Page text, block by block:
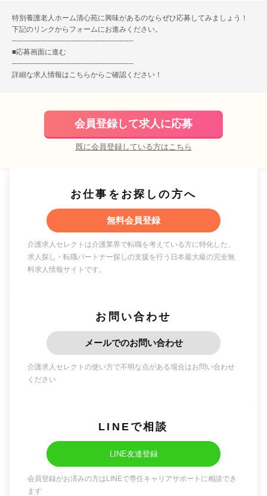
特別養護老人ホーム清心苑に興味があるのならぜひ応募してみましょう！
下記のリンクからフォームにお進みください。
---------------------------------------------------
■応募画面に進む
---------------------------------------------------
詳細な求人情報はこちらからご確認ください！
会員登録して求人に応募
既に会員登録している方はこちら
お仕事をお探しの方へ
無料会員登録
介護求人セレクトは介護業界で転職を考えている方に特化した、
求人探し・転職パートナー探しの支援を行う日本最大級の完全無
料求人情報サイトです。
お問い合わせ
メールでのお問い合わせ
介護求人セレクトの使い方で不明な点がある場合はお問い合わせ
ください
LINEで相談
LINE友達登録
会員登録がお済みの方はLINEで専任キャリアサポートに相談でき
ます